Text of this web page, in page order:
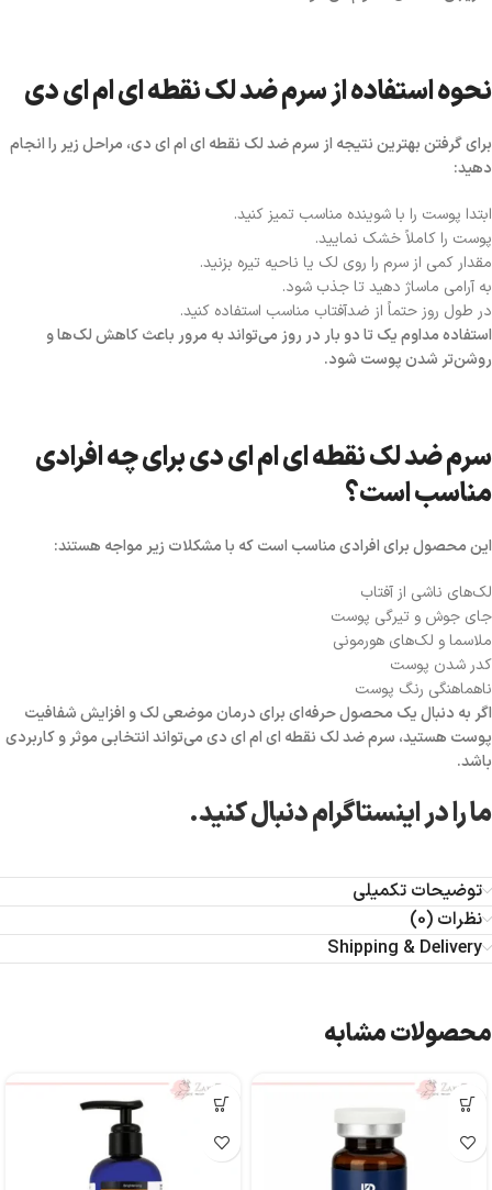
نحوه استفاده از سرم ضد لک نقطه ای ام ای دی
برای گرفتن بهترین نتیجه از سرم ضد لک نقطه ای ام ای دی، مراحل زیر را انجام
دهید:
ابتدا پوست را با شوینده مناسب تمیز کنید.
پوست را کاملاً خشک نمایید.
مقدار کمی از سرم را روی لک یا ناحیه تیره بزنید.
به آرامی ماساژ دهید تا جذب شود.
در طول روز حتماً از ضدآفتاب مناسب استفاده کنید.
استفاده مداوم یک تا دو بار در روز می‌تواند به مرور باعث کاهش لک‌ها و
روشن‌تر شدن پوست شود.
سرم ضد لک نقطه ای ام ای دی برای چه افرادی
مناسب است؟
این محصول برای افرادی مناسب است که با مشکلات زیر مواجه هستند:
لک‌های ناشی از آفتاب
جای جوش و تیرگی پوست
ملاسما و لک‌های هورمونی
کدر شدن پوست
ناهماهنگی رنگ پوست
اگر به دنبال یک محصول حرفه‌ای برای درمان موضعی لک و افزایش شفافیت
پوست هستید، سرم ضد لک نقطه ای ام ای دی می‌تواند انتخابی موثر و کاربردی
باشد.
ما را در اینستاگرام دنبال کنید.
توضیحات تکمیلی
نظرات (0)
Shipping & Delivery
محصولات مشابه